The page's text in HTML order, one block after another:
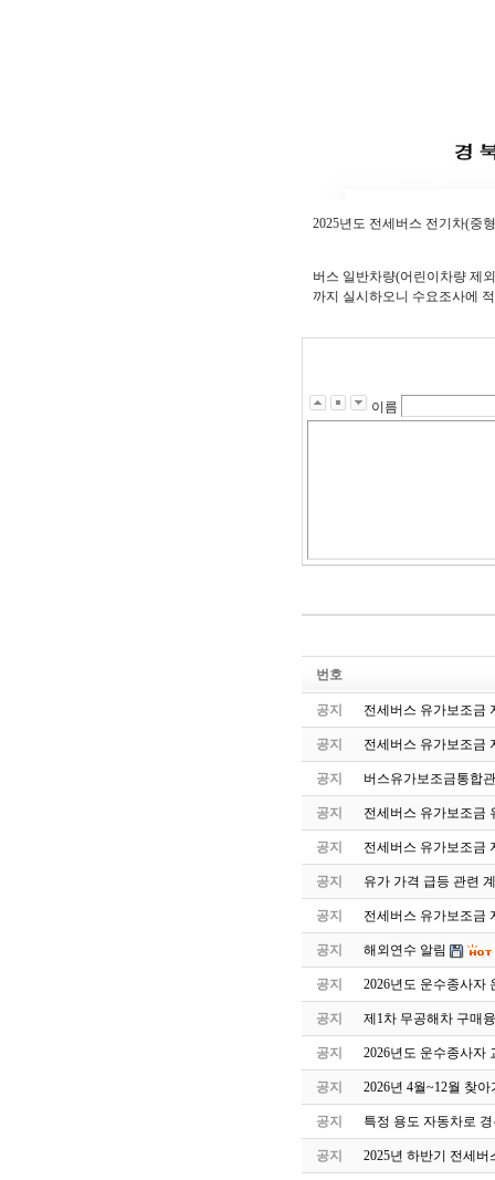
2025년도 전세버스 전기차(중
버스 일반차량(어린이차량 제
까지 실시하오니 수요조사에
이름
번호
공지 전세버스 유가보조금
공지 전세버스 유가보조금
공지 버스유가보조금통합
공지 전세버스 유가보조금
공지 전세버스 유가보조금
공지 유가 가격 급등 관련
공지 전세버스 유가보조금
공지 해외연수 알림
공지 2026년도 운수종사자
공지 제1차 무공해차 구매
공지 2026년도 운수종사자
공지 2026년 4월~12월 찾
공지 특정 용도 자동차로
공지 2025년 하반기 전세